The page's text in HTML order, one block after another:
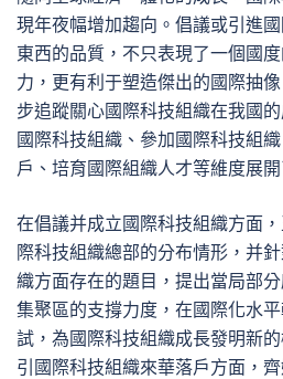
現年夜幅增加趨向。倡議或引進
東西的品質，不只表現了一個國
力，更有利于塑造傑出的國際抽
步追蹤關心國際科技組織在我國
國際科技組織、參加國際科技組
戶、培育國際組織人才等維度展
在倡議并成立國際科技組織方面
際科技組織總部的分布情形，并
織方面存在的題目，提出當局部
集聚區的支撐力度，在國際化水
試，為國際科技組織成長發明新
引國際科技組織來華落戶方面，